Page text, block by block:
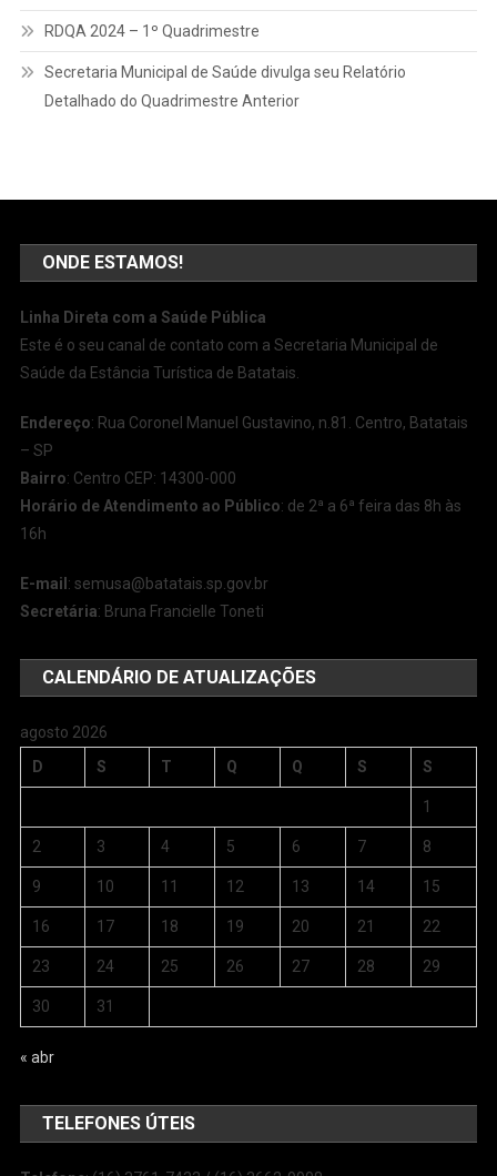
RDQA 2024 – 1º Quadrimestre
Secretaria Municipal de Saúde divulga seu Relatório
Detalhado do Quadrimestre Anterior
ONDE ESTAMOS!
Linha Direta com a Saúde Pública
Este é o seu canal de contato com a Secretaria Municipal de
Saúde da Estância Turística de Batatais.
Endereço: Rua Coronel Manuel Gustavino, n.81. Centro, Batatais
– SP
Bairro: Centro CEP: 14300-000
Horário de Atendimento ao Público: de 2ª a 6ª feira das 8h às
16h
E-mail :semusa@batatais.sp.gov.br
Secretária: Bruna Francielle Toneti
CALENDÁRIO DE ATUALIZAÇÕES
agosto 2026
D
S T Q Q S S
1
2 3 4 5 6 7 8
9 10 11 12 13 14 15
16 17 18 19 20 21 22
23 24 25 26 27 28 29
30 31
« abr
TELEFONES ÚTEIS